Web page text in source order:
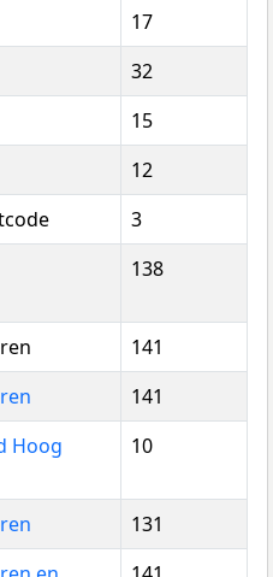
17
32
15
12
3
138
141
141
Hoog
10
131